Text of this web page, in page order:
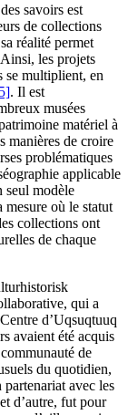
savoirs est
de collections
réalité permet
les projets
se multiplient, en
. Il est
musées
matériel à
manières de croire
problématiques
applicable
seul modèle
mesure où le statut
collections ont
de chaque
qui a
d’Uqsuqtuuq
avaient été acquis
de
du quotidien,
avec les
d’autre, fut pour